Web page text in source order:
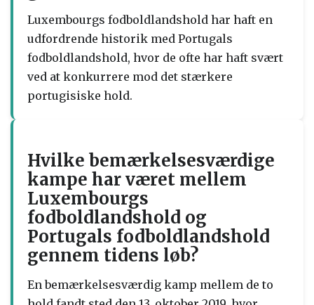
Luxembourgs fodboldlandshold har haft en
udfordrende historik med Portugals
fodboldlandshold, hvor de ofte har haft svært
ved at konkurrere mod det stærkere
portugisiske hold.
Hvilke bemærkelsesværdige
kampe har været mellem
Luxembourgs
fodboldlandshold og
Portugals fodboldlandshold
gennem tidens løb?
En bemærkelsesværdig kamp mellem de to